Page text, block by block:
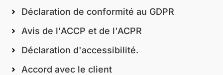
Déclaration de conformité au GDPR
Avis de l'ACCP et de l'ACPR
Déclaration d'accessibilité.
Accord avec le client